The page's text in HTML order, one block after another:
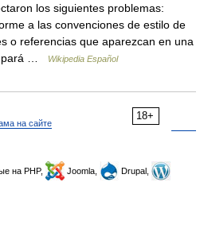
los siguientes problemas:
a las convenciones de estilo de
o referencias que aparezcan en una
pará …
Wikipedia Español
18+
на сайте
на PHP, Joomla,
Drupal,